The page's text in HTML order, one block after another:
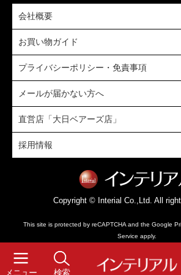
メニュー 検索
会社概要
お買い物ガイド
プライバシーポリシー・免責事項
メールが届かない方へ
直営店「大日ベアーズ店」
採用情報
Copyright © Interial Co.,Ltd. All
This site is protected by reCAPTCHA and the Google
Service apply.